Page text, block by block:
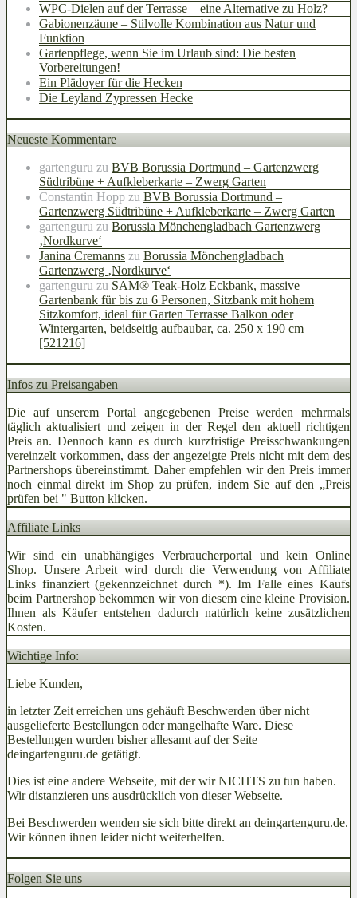
WPC-Dielen auf der Terrasse – eine Alternative zu Holz?
Gabionenzäune – Stilvolle Kombination aus Natur und
Funktion
Gartenpflege, wenn Sie im Urlaub sind: Die besten
Vorbereitungen!
Ein Plädoyer für die Hecken
Die Leyland Zypressen Hecke
Neueste Kommentare
gartenguru zu BVB Borussia Dortmund – Gartenzwerg
Südtribüne + Aufkleberkarte – Zwerg Garten
Constantin Hopp zu BVB Borussia Dortmund –
Gartenzwerg Südtribüne + Aufkleberkarte – Zwerg Garten
gartenguru zu Borussia Mönchengladbach Gartenzwerg
‚Nordkurve‘
Janina Cremanns zu Borussia Mönchengladbach
Gartenzwerg ‚Nordkurve‘
gartenguru zu SAM® Teak-Holz Eckbank, massive
Gartenbank für bis zu 6 Personen, Sitzbank mit hohem
Sitzkomfort, ideal für Garten Terrasse Balkon oder
Wintergarten, beidseitig aufbaubar, ca. 250 x 190 cm
[521216]
Infos zu Preisangaben
Die auf unserem Portal angegebenen Preise werden mehrmals
täglich aktualisiert und zeigen in der Regel den aktuell richtigen
Preis an. Dennoch kann es durch kurzfristige Preisschwankungen
vereinzelt vorkommen, dass der angezeigte Preis nicht mit dem des
Partnershops übereinstimmt. Daher empfehlen wir den Preis immer
noch einmal direkt im Shop zu prüfen, indem Sie auf den „Preis
prüfen bei " Button klicken.
Affiliate Links
Wir sind ein unabhängiges Verbraucherportal und kein Online
Shop. Unsere Arbeit wird durch die Verwendung von Affiliate
Links finanziert (gekennzeichnet durch *). Im Falle eines Kaufs
beim Partnershop bekommen wir von diesem eine kleine Provision.
Ihnen als Käufer entstehen dadurch natürlich keine zusätzlichen
Kosten.
Wichtige Info:
Liebe Kunden,
in letzter Zeit erreichen uns gehäuft Beschwerden über nicht
ausgelieferte Bestellungen oder mangelhafte Ware. Diese
Bestellungen wurden bisher allesamt auf der Seite
deingartenguru.de getätigt.
Dies ist eine andere Webseite, mit der wir NICHTS zu tun haben.
Wir distanzieren uns ausdrücklich von dieser Webseite.
Bei Beschwerden wenden sie sich bitte direkt an deingartenguru.de.
Wir können ihnen leider nicht weiterhelfen.
Folgen Sie uns